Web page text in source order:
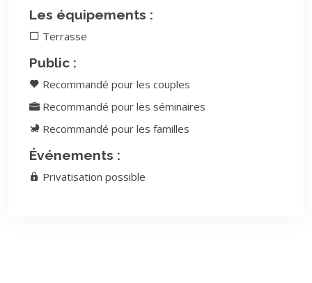
Les équipements :
Terrasse
Public :
Recommandé pour les couples
Recommandé pour les séminaires
Recommandé pour les familles
Événements :
Privatisation possible